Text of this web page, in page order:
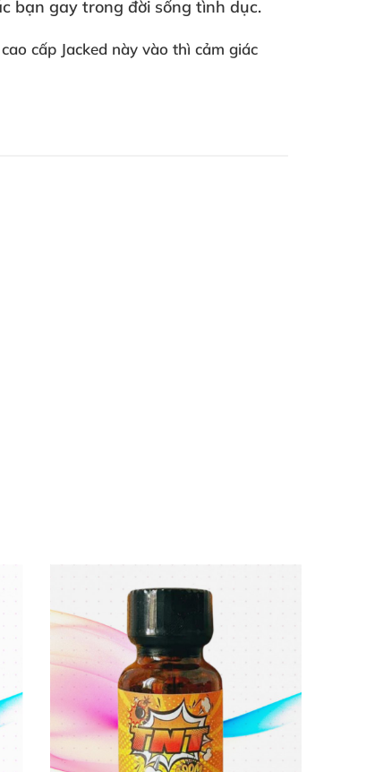
bạn gay trong đời sống tình dục.
cấp Jacked này vào thì cảm giác